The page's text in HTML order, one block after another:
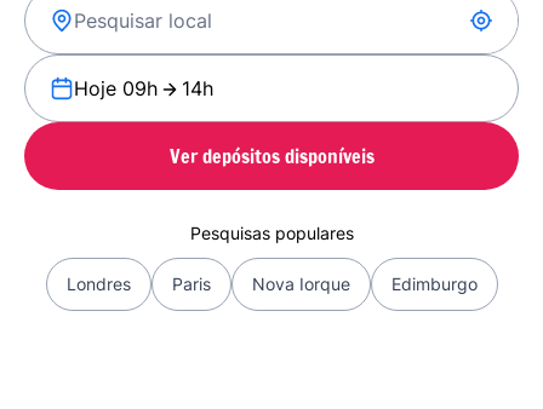
Hoje 09h 14h
Ver depósitos disponíveis
Pesquisas populares
Londres Paris Nova Iorque Edimburgo